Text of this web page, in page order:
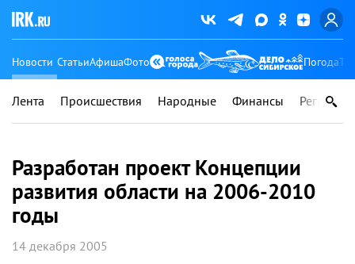
Новости СтатьиАфишаФото Погода
Лента Происшествия Народные Финансы Регионы
Разработан проект Концепции
развития области на 2006-2010
годы
14 декабря 2005